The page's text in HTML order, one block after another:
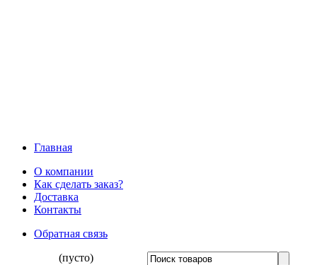
Главная
О компании
Как сделать заказ?
Доставка
Контакты
Обратная связь
(пусто)